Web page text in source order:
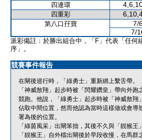
四連環
四重彩
第八口孖寶 7/
7/
派彩備註：於勝出組合中，「F」代表「任何
序」。
競賽事件報告
在閘後巡行時，「綠勇士」重新綁上繫舌帶。
「神威敖翔」起步時被「閃耀鑽皇」帶向外
競跑。他說，「綠勇士」起步時被「神威敖
佔取中間位置，然而他認為當時這樣做或會
署為後的位置。
「綠茵風采」出閘笨拙，其後不久與「靚猴王
「靚猴王」自外檔出閘後於早段收慢，在馬群